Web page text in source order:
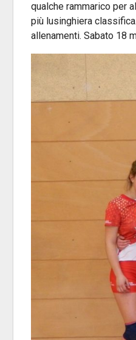
qualche rammarico per
più lusinghiera
allenamenti. Sabato 18